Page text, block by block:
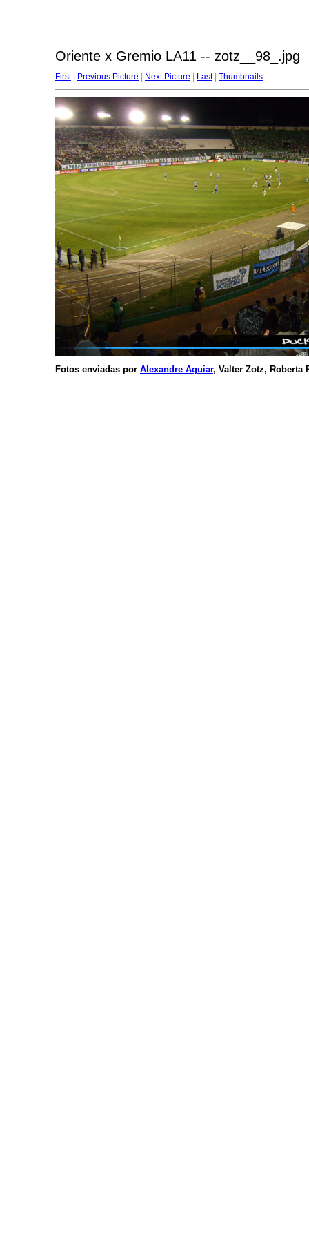
Oriente x Gremio LA11 -- zotz__98_.jpg
First| Previous Picture Next Picture Last| Thumbnails
Fotos enviadas por Alexandre Aguiar, Valter Zotz, Roberta